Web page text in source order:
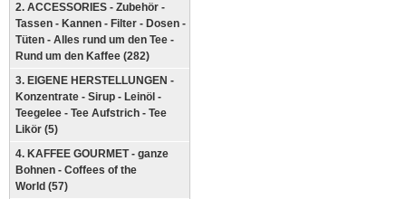
2. ACCESSORIES - Zubehör -
Tassen - Kannen - Filter - Dosen -
Tüten - Alles rund um den Tee -
Rund um den Kaffee (282)
3. EIGENE HERSTELLUNGEN -
Konzentrate - Sirup - Leinöl -
Teegelee - Tee Aufstrich - Tee
Likör (5)
4. KAFFEE GOURMET - ganze
Bohnen - Coffees of the
World (57)